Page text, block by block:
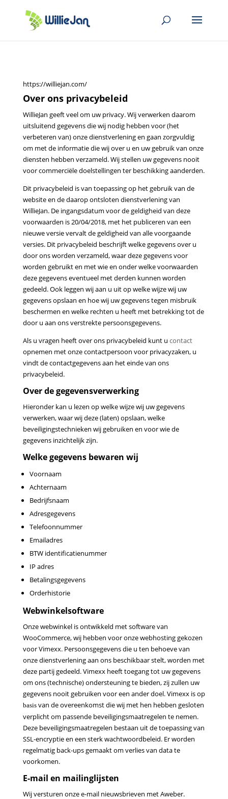
https://williejan.com/
Over ons privacybeleid
WillieJan geeft veel om uw privacy. Wij verwerken daarom
uitsluitend gegevens die wij nodig hebben voor (het
verbeteren van) onze dienstverlening en gaan zorgvuldig
om met de informatie die wij over u en uw gebruik van onze
diensten hebben verzameld. Wij stellen uw gegevens nooit
voor commerciële doelstellingen ter beschikking aanderden.
Dit privacybeleid is van toepassing op het gebruik van de
website en de daarop ontsloten dienstverlening van
WillieJan. De ingangsdatum voor de geldigheid van deze
voorwaarden is 20/04/2018, met het publiceren van een
nieuwe versie vervalt de geldigheid van alle voorgaande
versies. Dit privacybeleid beschrijft welke gegevens over u
door ons worden verzameld, waar deze gegevens voor
worden gebruikt en met wie en onder welke voorwaarden
deze gegevens eventueel met derden kunnen worden
gedeeld. Ook leggen wij aan u uit op welke wijze wij uw
gegevens opslaan en hoe wij uw gegevens tegen misbruik
beschermen en welke rechten u heeft met betrekking tot de
door u aan ons verstrekte persoonsgegevens.
Als u vragen heeft over ons privacybeleid kunt u contact
opnemen met onze contactpersoon voor privacyzaken, u
vindt de contactgegevens aan het einde van ons
privacybeleid.
Over de gegevensverwerking
Hieronder kan u lezen op welke wijze wij uw gegevens
verwerken, waar wij deze (laten) opslaan, welke
beveiligingstechnieken wij gebruiken en voor wie de
gegevens inzichtelijk zijn.
Welke gegevens bewaren wij
Voornaam
Achternaam
Bedrijfsnaam
Adresgegevens
Telefoonnummer
Emailadres
BTW identificatienummer
IP adres
Betalingsgegevens
Orderhistorie
Webwinkelsoftware
Onze webwinkel is ontwikkeld met software van
WooCommerce, wij hebben voor onze webhosting gekozen
voor Vimexx. Persoonsgegevens die u ten behoeve van
onze dienstverlening aan ons beschikbaar stelt, worden met
deze partij gedeeld. Vimexx heeft toegang tot uw gegevens
om ons (technische) ondersteuning te bieden, zij zullen uw
gegevens nooit gebruiken voor een ander doel. Vimexx is op
basisvan de overeenkomst die wij met hen hebben gesloten
verplicht om passende beveiligingsmaatregelen te nemen.
Deze beveiligingsmaatregelen bestaan uit de toepassing van
SSL-encryptie en een sterk wachtwoordbeleid. Er worden
regelmatig back-ups gemaakt om verlies van data te
voorkomen.
E-mail en mailinglijsten
Wij versturen onze e-mail nieuwsbrieven met Aweber.